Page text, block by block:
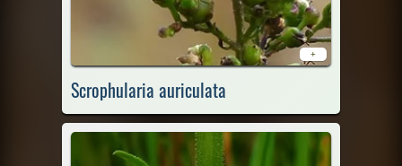
+
Scrophularia auriculata